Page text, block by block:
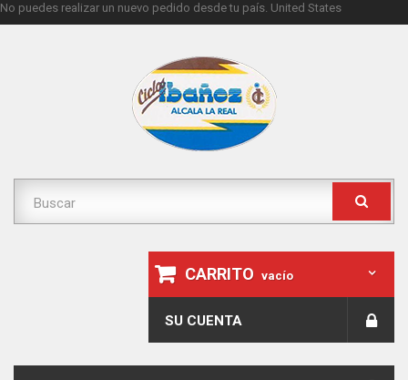
No puedes realizar un nuevo pedido desde tu país. United States
CARRITO vacío
SU CUENTA